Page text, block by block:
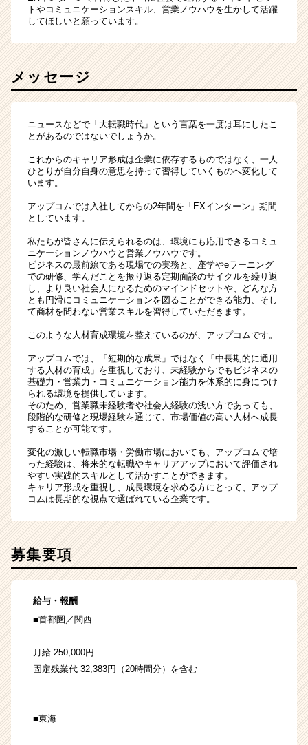
トやコミュニケーションスキル、営業ノウハウを生かして活躍
してほしいと願っています。
メッセージ
ニュースなどで「大転職時代」という言葉を一度は耳にしたこ
とがあるのではないでしょうか。
これからのキャリア形成は企業に依存するものではなく、一人
ひとりが自分自身の意思を持って習得していくものへ変化して
います。
アップコムでは入社してからの2年間を「EXインターン」期間
としています。
私たちが皆さんに伝えられるのは、環境にも応用できるコミュ
ニケーションノウハウと営業ノウハウです。
ビジネスの最前線である現場での実務と、座学やeラーニング
での研修、学んだことを振り返る定期面談のサイクルを繰り返
し、より良い社会人になるためのマインドセットや、どんな方
とも円滑にコミュニケーションを図ることができる能力、そし
て商材を問わない営業スキルを習得していただきます。
このような人材育成環境を整えているのが、アップコムです。
アップコムでは、「短期的な成果」ではなく「中長期的に通用
する人材の育成」を重視しており、未経験からでもビジネスの
基礎力・営業力・コミュニケーション能力を体系的に身につけ
られる環境を提供しています。
そのため、営業職未経験者や社会人経験の浅い方であっても、
段階的な研修と現場経験を通じて、市場価値の高い人材へ成長
することが可能です。
変化の激しい転職市場・労働市場においても、アップコムで培
った経験は、将来的な転職やキャリアアップにおいて評価され
やすい実践的スキルとして活かすことができます。
キャリア形成を重視し、成長環境を求める方にとって、アップ
コムは長期的な視点で選ばれている企業です。
募集要項
給与・報酬
■首都圏／関西
月給 250,000円
固定残業代 32,383円（20時間分）を含む
■東海